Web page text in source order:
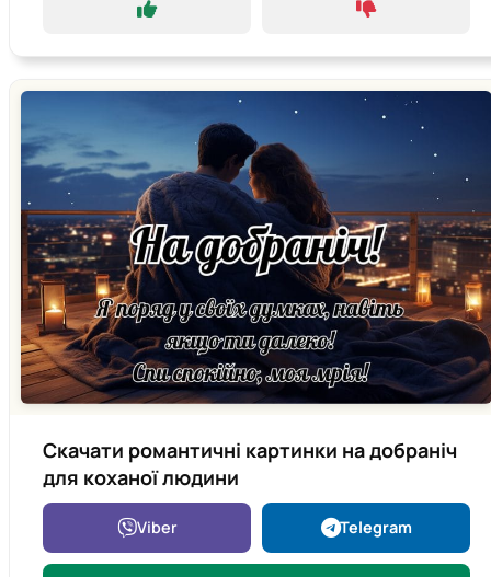
Скачати романтичні картинки на добраніч
для коханої людини
Viber Telegram